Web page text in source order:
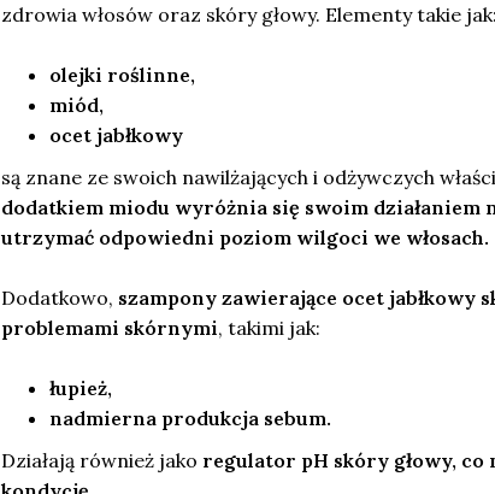
zdrowia włosów oraz skóry głowy. Elementy takie jak:
olejki roślinne,
miód,
ocet jabłkowy
są znane ze swoich nawilżających i odżywczych
dodatkiem miodu wyróżnia się swoim działaniem
utrzymać odpowiedni poziom wilgoci we włosach.
Dodatkowo, szampony zawierające ocet jabłkowy
problemami skórnymi, takimi jak:
łupież,
nadmierna produkcja sebum.
Działają również jako regulator pH skóry głowy, co